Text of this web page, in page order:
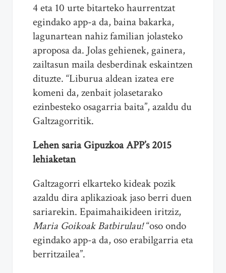
4 eta 10 urte bitarteko haurrentzat
egindako app-a da, baina bakarka,
lagunartean nahiz familian jolasteko
aproposa da. Jolas gehienek, gainera,
zailtasun maila desberdinak eskaintzen
dituzte. “Liburua aldean izatea ere
komeni da, zenbait jolasetarako
ezinbesteko osagarria baita”, azaldu du
Galtzagorritik.
Lehen saria Gipuzkoa APP’s 2015
lehiaketan
Galtzagorri elkarteko kideak pozik
azaldu dira aplikazioak jaso berri duen
sariarekin. Epaimahaikideen iritziz,
Maria Goikoak Batbirulau!“oso ondo
egindako app-a da, oso erabilgarria eta
berritzailea”.